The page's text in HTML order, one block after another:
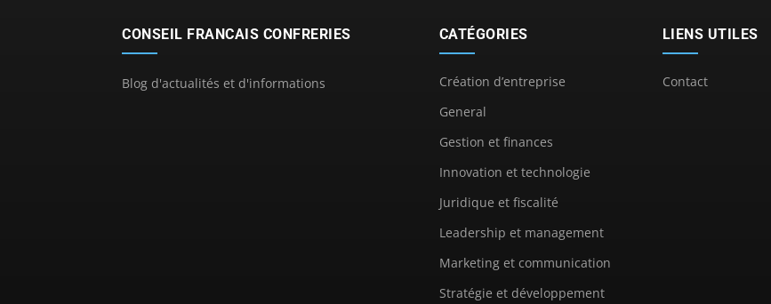
CONSEIL FRANCAIS CONFRERIES
Blog d'actualités et d'informations
CATÉGORIES
Création d’entreprise
General
Gestion et finances
Innovation et technologie
Juridique et fiscalité
Leadership et management
Marketing et communication
Stratégie et développement
LIENS UTILES
Contact